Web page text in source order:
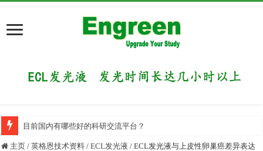
目前国内有哪些好的科研交流平台？
主页 / 英格恩技术资料 / ECL发光液 / ECL发光液与上皮性卵巢癌差异表达